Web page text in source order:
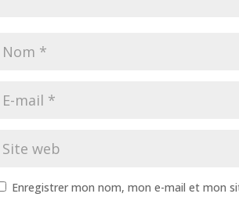
Enregistrer mon nom, mon e-mail et mon